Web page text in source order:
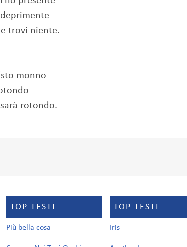
trovi niente.
monno
rotondo.
TOP TESTI
Più bella cosa
TOP TESTI
Iris